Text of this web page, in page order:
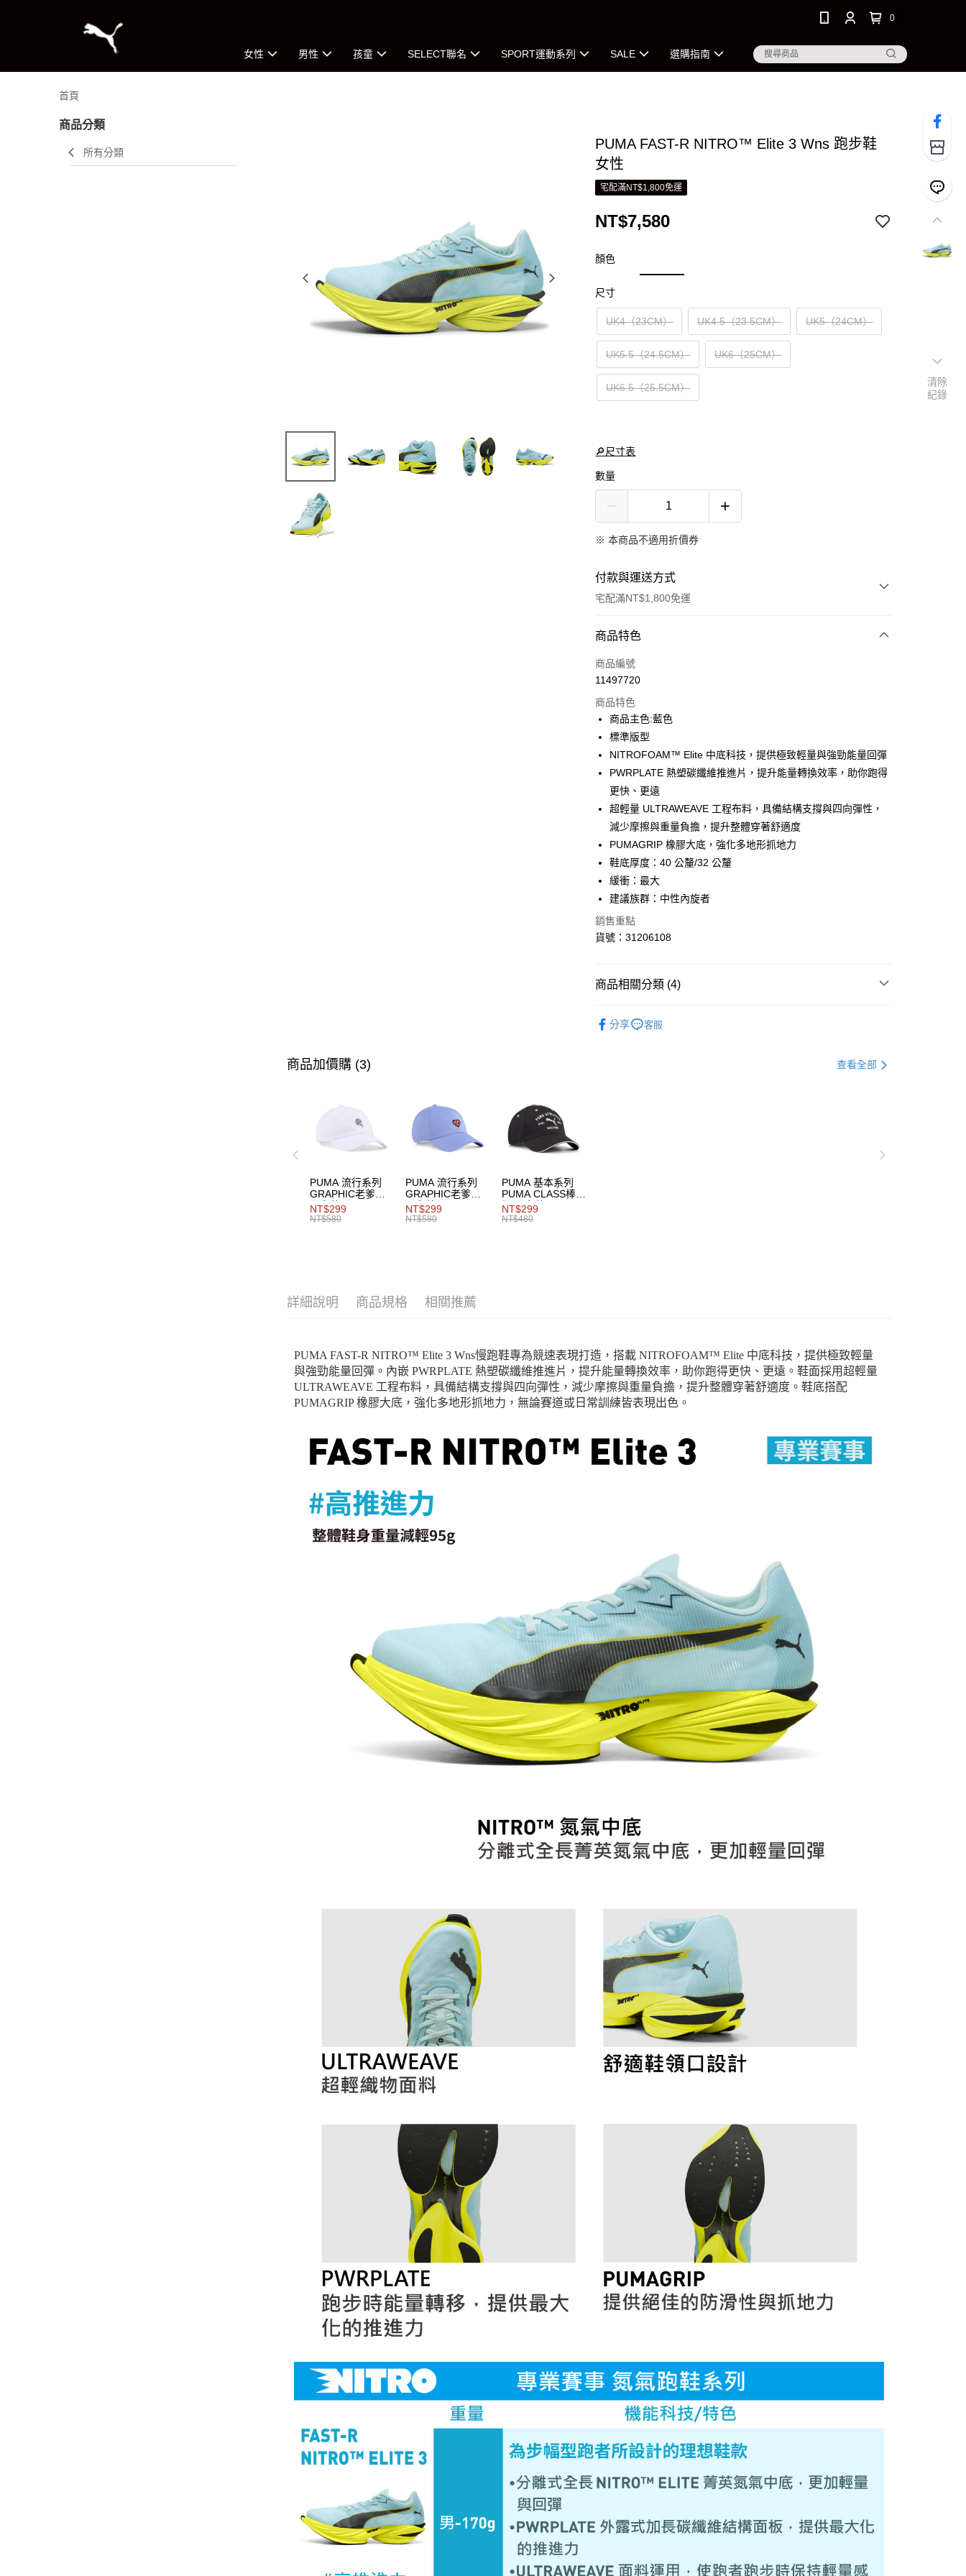
0
女性 男性 孩童 SELECT聯名 SPORT運動系列 SALE 選購指南
首頁
商品分類
所有分類
PUMA FAST-R NITRO™ Elite 3 Wns 跑步鞋
女性
宅配滿NT$1,800免運
NT$7,580
顏色
尺寸
UK4（23CM） UK4.5（23.5CM） UK5（24CM）
UK5.5（24.5CM） UK6（25CM）
UK6.5（25.5CM）
🔎尺寸表
數量
※ 本商品不適用折價券
付款與運送方式
宅配滿NT$1,800免運
付款方式
信用卡一次付款
Apple Pay
街口支付
悠遊付
Google Pay
運送方式
宅配(離島恕不配送)
每筆NT$150，滿NT$1,800(含以上)免運費
商品特色
商品編號
11497720
商品特色
商品主色:藍色
標準版型
NITROFOAM™ Elite 中底科技，提供極致輕量與強勁能量回彈
PWRPLATE 熱塑碳纖維推進片，提升能量轉換效率，助你跑得
更快、更遠
超輕量 ULTRAWEAVE 工程布料，具備結構支撐與四向彈性，
減少摩擦與重量負擔，提升整體穿著舒適度
PUMAGRIP 橡膠大底，強化多地形抓地力
鞋底厚度：40 公釐/32 公釐
緩衝：最大
建議族群：中性內旋者
銷售重點
貨號：31206108
商品相關分類 (4)
分享 客服
商品加價購 (3) 查看全部
PUMA 流行系列
GRAPHIC老爹帽
男女共同
NT$299
NT$580
PUMA 流行系列
GRAPHIC老爹帽
男女共同
NT$299
NT$580
PUMA 基本系列
PUMA CLASS棒球
帽 男女共同
NT$299
NT$480
詳細說明 商品規格 相關推薦
PUMA FAST-R NITRO™ Elite 3 Wns慢跑鞋專為競速表現打造，搭載 NITROFOAM™ Elite 中底科技，提供極致輕量
與強勁能量回彈。內嵌 PWRPLATE 熱塑碳纖維推進片，提升能量轉換效率，助你跑得更快、更遠。鞋面採用超輕量
ULTRAWEAVE 工程布料，具備結構支撐與四向彈性，減少摩擦與重量負擔，提升整體穿著舒適度。鞋底搭配
PUMAGRIP 橡膠大底，強化多地形抓地力，無論賽道或日常訓練皆表現出色。
清除
紀錄